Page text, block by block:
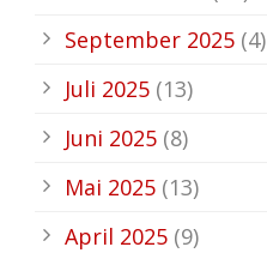
September 2025 (4)
Juli 2025 (13)
Juni 2025 (8)
Mai 2025 (13)
April 2025 (9)